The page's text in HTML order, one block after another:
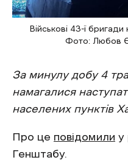
Військові 43-ї
Фото: Любов
За минулу добу 4
намагалися
населених пунктів
Про це повідомили у
Генштабу.